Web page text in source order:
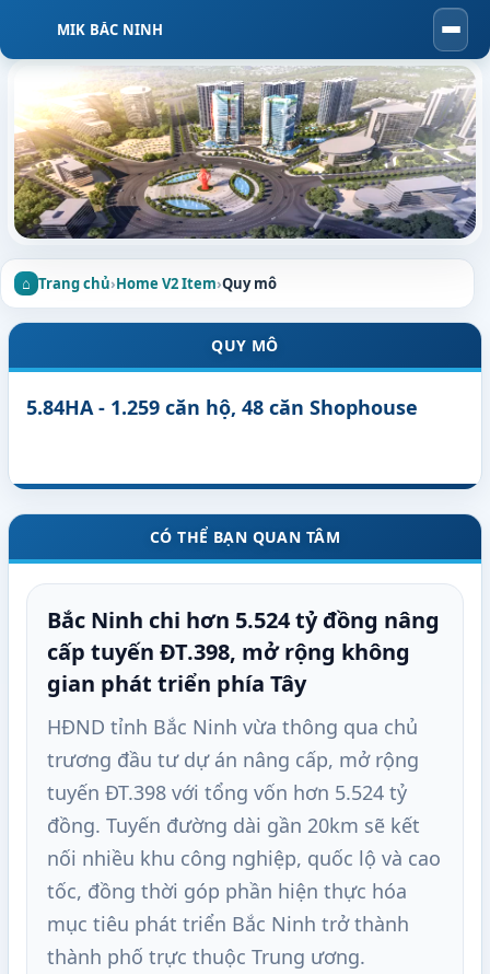
MIK BẮC NINH
Trang chủ›Home V2 Item›Quy mô
QUY MÔ
5.84HA - 1.259 căn hộ, 48 căn Shophouse
CÓ THỂ BẠN QUAN TÂM
Bắc Ninh chi hơn 5.524 tỷ đồng nâng
cấp tuyến ĐT.398, mở rộng không
gian phát triển phía Tây
HĐND tỉnh Bắc Ninh vừa thông qua chủ
trương đầu tư dự án nâng cấp, mở rộng
tuyến ĐT.398 với tổng vốn hơn 5.524 tỷ
đồng. Tuyến đường dài gần 20km sẽ kết
nối nhiều khu công nghiệp, quốc lộ và cao
tốc, đồng thời góp phần hiện thực hóa
mục tiêu phát triển Bắc Ninh trở thành
thành phố trực thuộc Trung ương.